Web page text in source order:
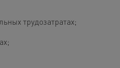
трудозатратах;